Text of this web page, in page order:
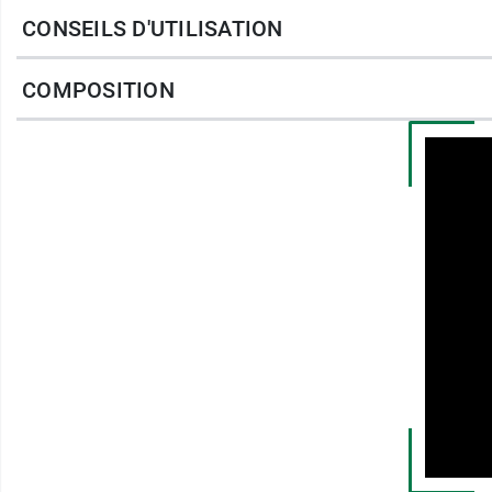
Vous pouvez utiliser en complément legel
CONSEILS D'UTILISATION
COMPOSITION